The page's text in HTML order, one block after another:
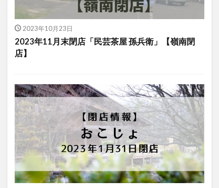
2023年10月23日
2023年11月末閉店「民芸茶屋 孫兵衛」【嶺南閉
店】